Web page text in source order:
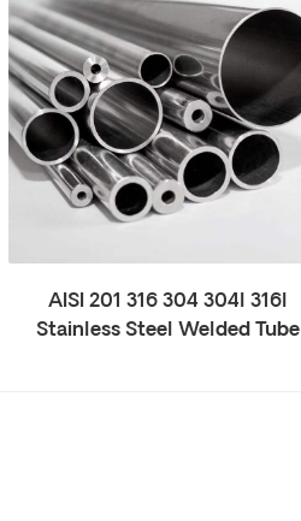
AISI 201 316 304 304l 316l
Stainless Steel Welded Tube